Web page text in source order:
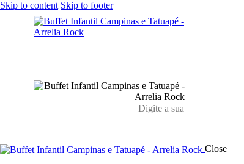
Skip to content Skip to footer
Close